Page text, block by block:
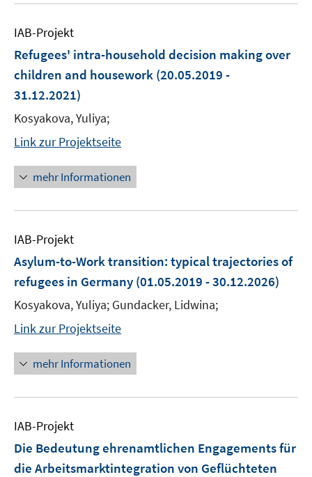
IAB-Projekt
Refugees' intra-household decision making over
children and housework (20.05.2019 -
31.12.2021)
Kosyakova, Yuliya;
Link zur Projektseite
mehr Informationen
IAB-Projekt
Asylum-to-Work transition: typical trajectories of
refugees in Germany (01.05.2019 - 30.12.2026)
Kosyakova, Yuliya; Gundacker, Lidwina;
Link zur Projektseite
mehr Informationen
IAB-Projekt
Die Bedeutung ehrenamtlichen Engagements für
die Arbeitsmarktintegration von Geflüchteten